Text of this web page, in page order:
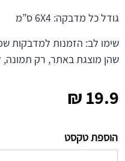
19.9
₪
הוספת טקסט
גודל כל מדבקה: 6X4 ס”מ
שימו לב: הזמנות למדבקות
שהן מוצגת באתר, רק